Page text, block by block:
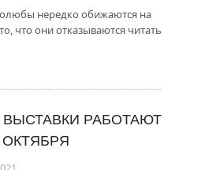
нередко обижаются на
что они отказываются читать
РАБОТАЮТ